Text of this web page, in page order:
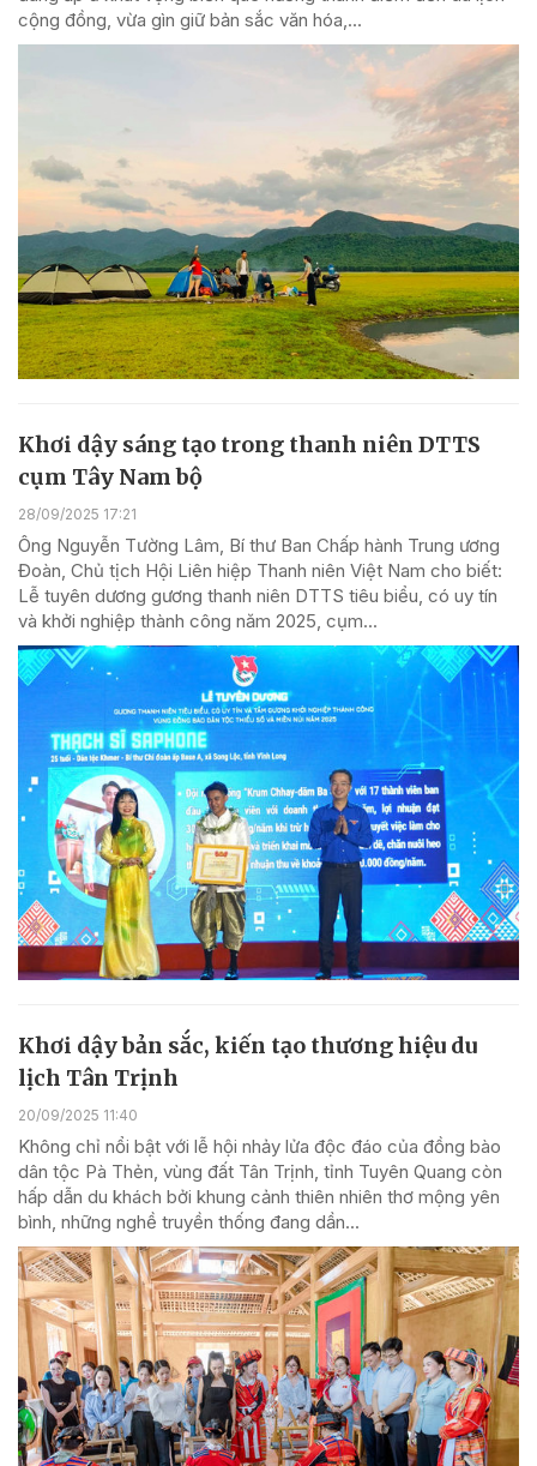
cộng đồng, vừa gìn giữ bản sắc văn hóa,...
Khơi dậy sáng tạo trong thanh niên DTTS
cụm Tây Nam bộ
28/09/2025 17:21
Ông Nguyễn Tường Lâm, Bí thư Ban Chấp hành Trung ương
Đoàn, Chủ tịch Hội Liên hiệp Thanh niên Việt Nam cho biết:
Lễ tuyên dương gương thanh niên DTTS tiêu biểu, có uy tín
và khởi nghiệp thành công năm 2025, cụm...
Khơi dậy bản sắc, kiến tạo thương hiệu du
lịch Tân Trịnh
20/09/2025 11:40
Không chỉ nổi bật với lễ hội nhảy lửa độc đáo của đồng bào
dân tộc Pà Thẻn, vùng đất Tân Trịnh, tỉnh Tuyên Quang còn
hấp dẫn du khách bởi khung cảnh thiên nhiên thơ mộng yên
bình, những nghề truyền thống đang dần...